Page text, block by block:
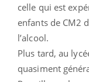
celle qui est
enfants de CM2
l’alcool.
Plus tard, au
quasiment